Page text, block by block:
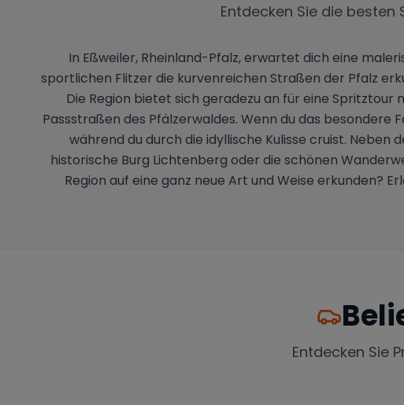
Entdecken Sie die
In Eßweiler, Rheinland-Pfalz, erwartet dich eine
sportlichen Flitzer die kurvenreichen Straßen der Pfalz
Die Region bietet sich geradezu an für eine
Passstraßen des Pfälzerwaldes. Wenn du das
während du durch die idyllische Kulisse cruist. Neben
historische Burg Lichtenberg oder die schönen
Region auf eine ganz neue Art und Weise erkunden?
Entdecken Sie